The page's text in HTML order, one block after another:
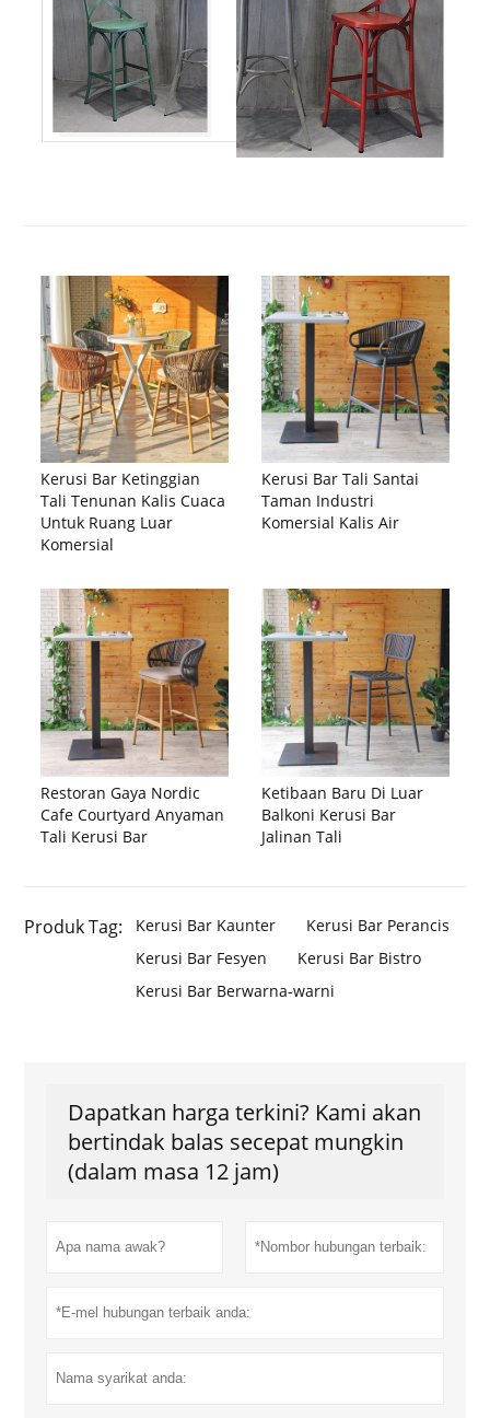
Kerusi Bar Ketinggian
Tali Tenunan Kalis Cuaca
Untuk Ruang Luar
Komersial
Kerusi Bar Tali Santai
Taman Industri
Komersial Kalis Air
Restoran Gaya Nordic
Cafe Courtyard Anyaman
Tali Kerusi Bar
Ketibaan Baru Di Luar
Balkoni Kerusi Bar
Jalinan Tali
Produk Tag: Kerusi Bar Kaunter
Kerusi Bar Perancis
Kerusi Bar Fesyen
Kerusi Bar Bistro
Kerusi Bar Berwarna-warni
Dapatkan harga terkini? Kami akan
bertindak balas secepat mungkin
(dalam masa 12 jam)